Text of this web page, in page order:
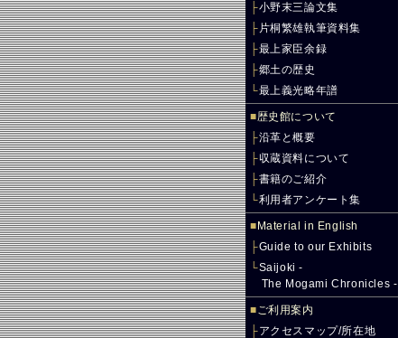
├小野末三論文集
├ 片桐繁雄執筆資料集
├最上家臣余録
├郷土の歴史
└最上義光略年譜
■歴史館について
├沿革と概要
├収蔵資料について
├書籍のご紹介
└利用者アンケート集
■ Material in English
├Guide to our Exhibits
└Saijoki -
The Mogami Chronicles -
■ご利用案内
├アクセスマップ/所在地